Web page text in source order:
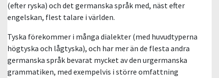
(efter ryska) och det germanska språk med, näst efter
engelskan, flest talare i världen.
Tyska förekommer i många dialekter (med huvudtyperna
högtyska och lågtyska), och har mer än de flesta andra
germanska språk bevarat mycket av den urgermanska
grammatiken, med exempelvis i större omfattning